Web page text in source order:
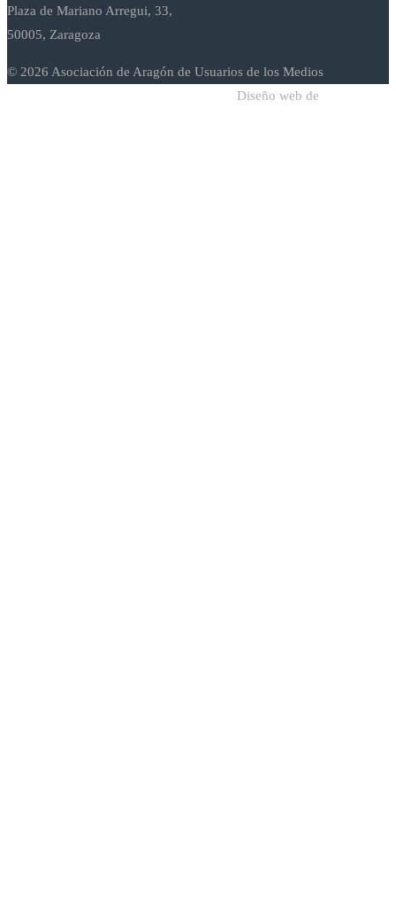
Plaza de Mariano Arregui, 33,
50005, Zaragoza
© 2026 Asociación de Aragón de Usuarios de los Medios
Diseño web de